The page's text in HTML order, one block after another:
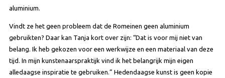
aluminium.
Vindt ze het geen probleem dat de Romeinen geen aluminium
gebruikten? Daar kan Tanja kort over zijn: “Dat is voor mij niet van
belang. Ik heb gekozen voor een werkwijze en een materiaal van deze
tijd. In mijn kunstenaarspraktijk vind ik het belangrijk mijn eigen
alledaagse inspiratie te gebruiken.” Hedendaagse kunst is geen kopie